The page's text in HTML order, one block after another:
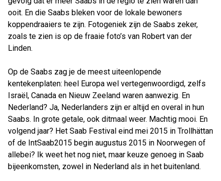
ooit. En die Saabs bleken voor de lokale bewoners
koppendraaiers te zijn. Fotogeniek zijn de Saabs zeker,
zoals te zien is op de fraaie foto’s van Robert van der
Linden.
Op de Saabs zag je de meest uiteenlopende
kentekenplaten: heel Europa wel vertegenwoordigd, zelfs
Israël, Canada en Nieuw Zeeland waren aanwezig. En
Nederland? Ja, Nederlanders zijn er altijd en overal in hun
Saabs. In grote getale, ook ditmaal weer. Machtig mooi. En
volgend jaar? Het Saab Festival eind mei 2015 in Trollhättan
of de IntSaab2015 begin augustus 2015 in Noorwegen of
allebei? Ik weet het nog niet, maar keuze genoeg in Saab
bijeenkomsten, zowel in Nederland als in het buitenland.